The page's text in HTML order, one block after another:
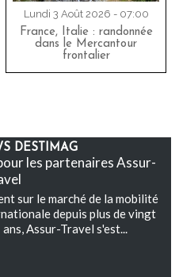
Lundi 3 Août 2026 - 07:00
France, Italie : randonnée
dans le Mercantour
frontalier
DESTIMAG
les partenaires Assur-
sur le marché de la mobilité
depuis plus de vingt
ans, Assur-Travel s'est...